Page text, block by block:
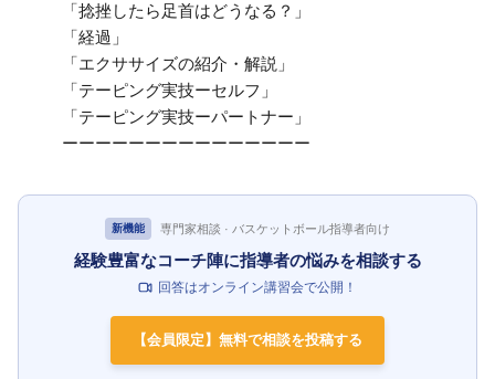
「捻挫したら足首はどうなる？」
「経過」
「エクササイズの紹介・解説」
「テーピング実技ーセルフ」
「テーピング実技ーパートナー」
ーーーーーーーーーーーーーーー
新機能 専門家相談 · バスケットボール指導者向け
経験豊富なコーチ陣に指導者の悩みを相談する
回答はオンライン講習会で公開！
【会員限定】無料で相談を投稿する